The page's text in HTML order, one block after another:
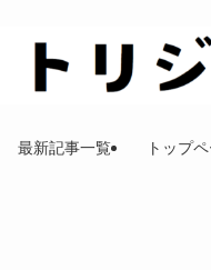
最新記事一覧 トップ